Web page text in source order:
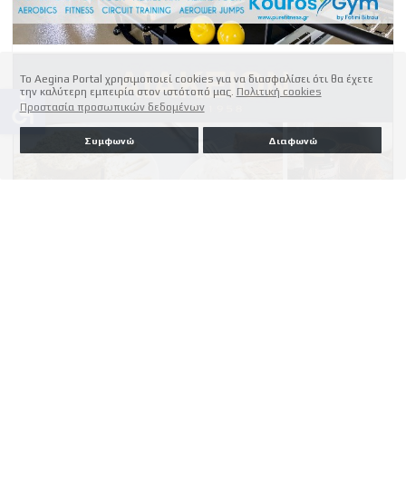
Το Aegina Portal χρησιμοποιεί cookies για να διασφαλίσει ότι θα έχετε
την καλύτερη εμπειρία στον ιστότοπό μας. Πολιτική cookies
Προστασία προσωπικών δεδομένων
Συμφωνώ Διαφωνώ
accessible